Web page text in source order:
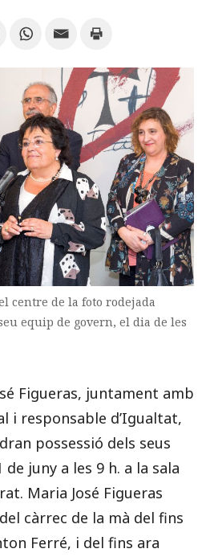
la cerca avançada
de la URV Agenda
ESPAÑOL ENGLISH
centre de la foto rodejada
equip de govern, el dia de les
Figueras, juntament amb
i responsable d’Igualtat,
possessió dels seus
juny a les 9 h. a la sala
Maria José Figueras
càrrec de la mà del fins
Ferré, i del fins ara